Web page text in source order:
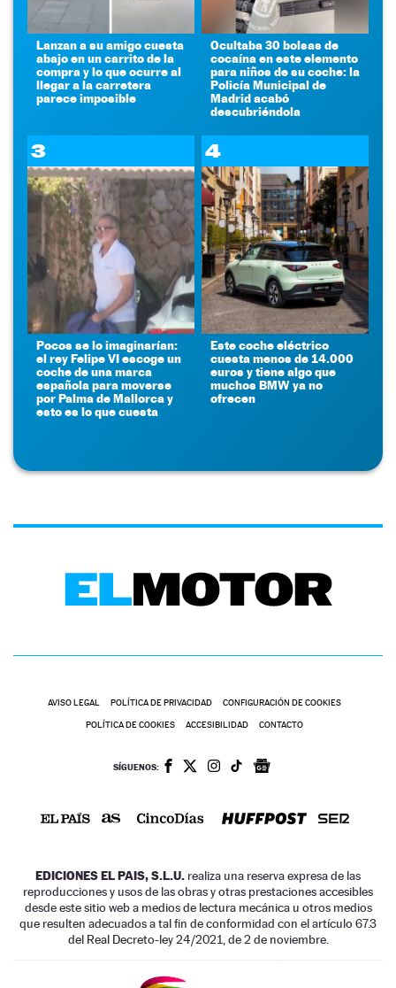
Lanzan a su amigo cuesta
abajo en un carrito de la
compra y lo que ocurre al
llegar a la carretera
parece imposible
Ocultaba 30 bolsas de
cocaína en este elemento
para niños de su coche: la
Policía Municipal de
Madrid acabó
descubriéndola
3
Pocos se lo imaginarían:
el rey Felipe VI escoge un
coche de una marca
española para moverse
por Palma de Mallorca y
esto es lo que cuesta
4
Este coche eléctrico
cuesta menos de 14.000
euros y tiene algo que
muchos BMW ya no
ofrecen
AVISO LEGAL POLÍTICA DE PRIVACIDAD CONFIGURACIÓN DE COOKIES
POLÍTICA DE COOKIES ACCESIBILIDAD CONTACTO
SÍGUENOS:
EDICIONES EL PAIS, S.L.U. realiza una reserva expresa de las
reproducciones y usos de las obras y otras prestaciones accesibles
desde este sitio web a medios de lectura mecánica u otros medios
que resulten adecuados a tal fin de conformidad con el artículo 67.3
del Real Decreto-ley 24/2021, de 2 de noviembre.